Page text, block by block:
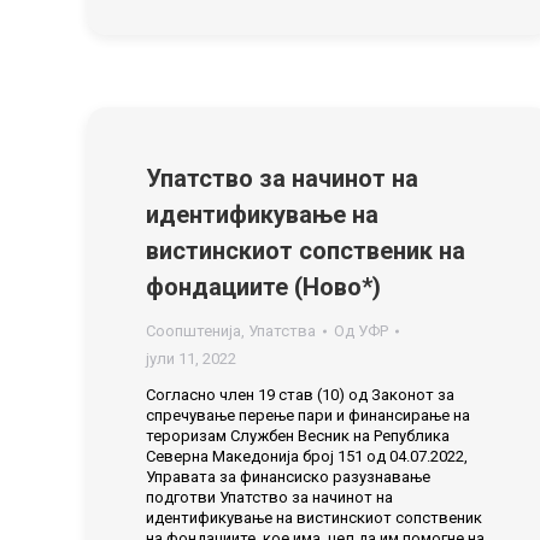
Упатство за начинот на
идентификување на
вистинскиот сопственик на
фондациите (Ново*)
Соопштенија, Упатства Од УФР
јули 11, 2022
Согласно член 19 став (10) од Законот за
спречување перење пари и финансирање на
тероризам Службен Весник на Република
Северна Македонија број 151 од 04.07.2022,
Управата за финансиско разузнавање
подготви Упатство за начинот на
идентификување на вистинскиот сопственик